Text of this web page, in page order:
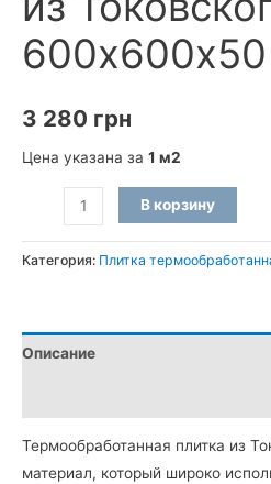
3 280 грн
Цена указана за 1 м2
Количество
товара
Плитка
Токовского
гранита
мм
В корзину
Категория: Плитка
Описание
Термообработанная плитка из
материал, который широко